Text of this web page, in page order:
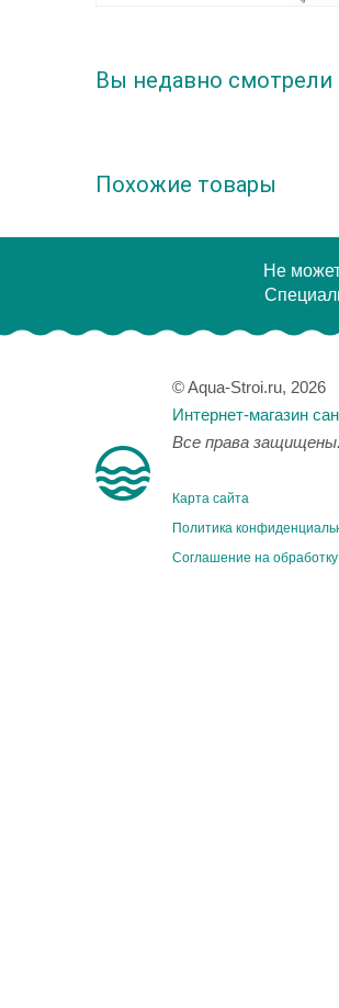
Вы недавно смотрели
Похожие товары
Не
© Aqua-Stroi.ru, 2026
Интернет-магазин
Все права защищены.
Карта сайта
Политика
Соглашение на